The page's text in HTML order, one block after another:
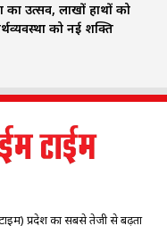
का उत्सव, लाखों हाथों को
को नई शक्ति
प्रदेश का सबसे तेजी से बढ़ता